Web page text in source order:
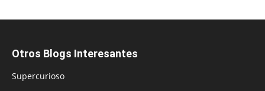
Otros Blogs Interesantes
Supercurioso